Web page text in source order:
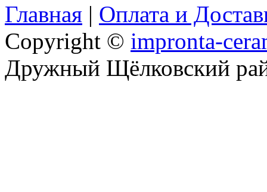
Главная | Оплата и
Copyright © impronta-
Дружный Щёлковский